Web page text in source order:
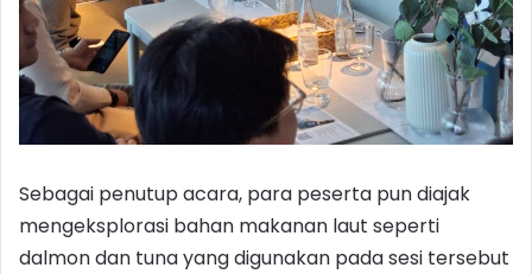
Sebagai penutup acara, para peserta pun diajak
mengeksplorasi bahan makanan laut seperti
dalmon dan tuna yang digunakan pada sesi tersebut